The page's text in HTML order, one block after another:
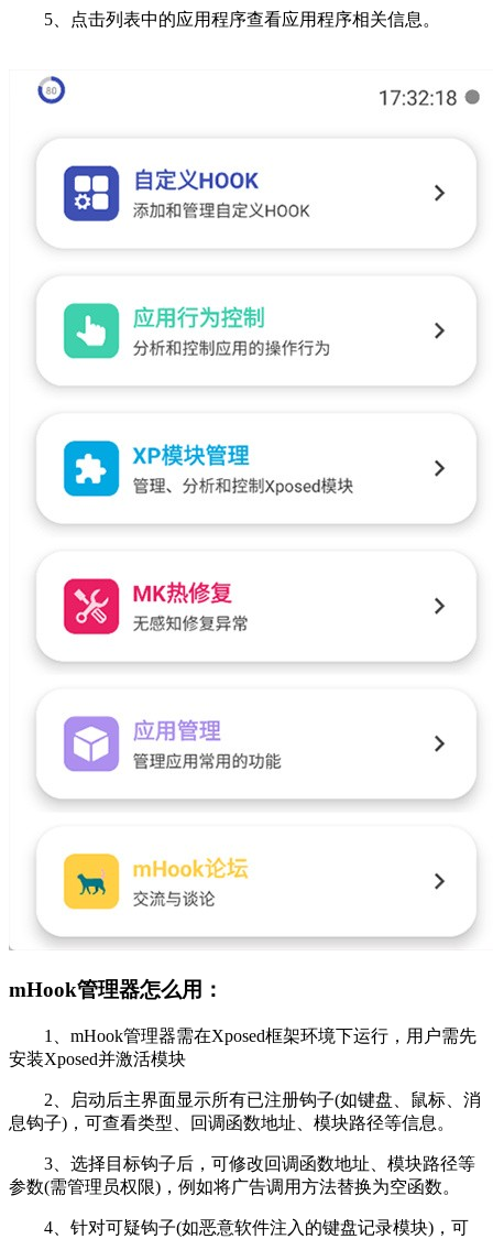
5、点击列表中的应用程序查看应用程序相关信息。
mHook管理器怎么用：
1、mHook管理器需在Xposed框架环境下运行，用户需先
安装Xposed并激活模块
2、启动后主界面显示所有已注册钩子(如键盘、鼠标、消
息钩子)，可查看类型、回调函数地址、模块路径等信息。
3、选择目标钩子后，可修改回调函数地址、模块路径等
参数(需管理员权限)，例如将广告调用方法替换为空函数。
4、针对可疑钩子(如恶意软件注入的键盘记录模块)，可